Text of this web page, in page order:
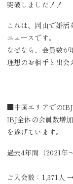
突破しました！！
これは、岡山で婚
ニュースです。
なぜなら、会員数が
理想のお相手と出会
■中国エリアでの
IBJ全体の会員数増
を遂げています。
過去4年間（2021年
--------------------
ご入会数：1,371人